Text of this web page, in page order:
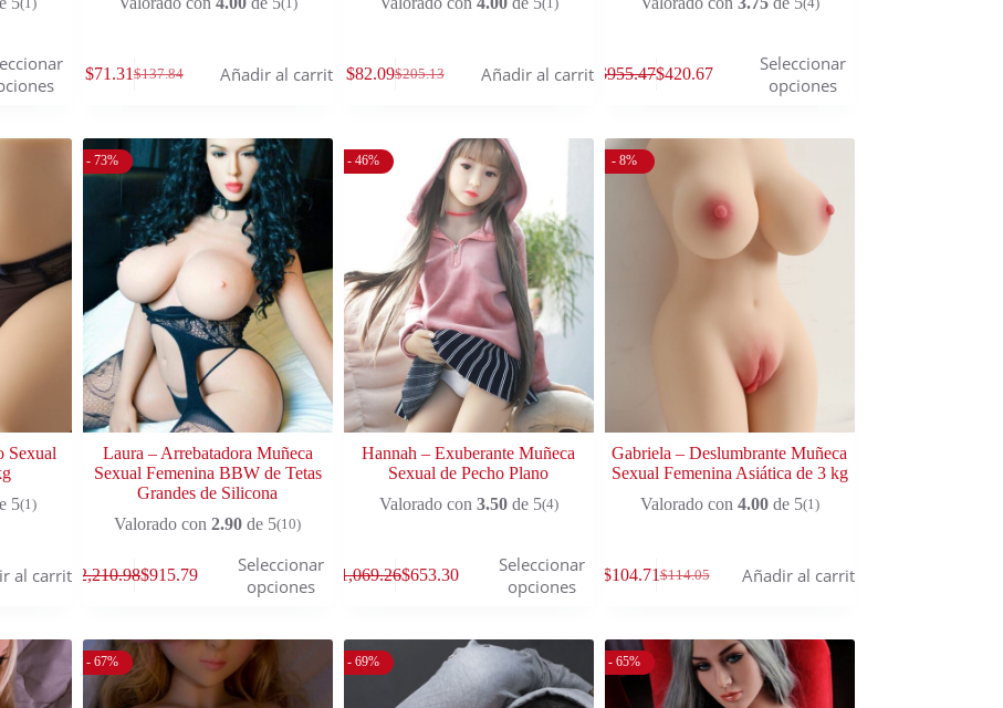
$137.84
$71.31 Añadir al carrito $205.13
$82.09 Añadir al carrito $955.47$420.67
Seleccionar
opciones
Sexual
5(1)
al carrito
- 73%
Laura – Arrebatadora Muñeca
Sexual Femenina BBW de Tetas
Grandes de Silicona
Valorado con2.90 de 5(10)
$ 2,210.98$915.79
Seleccionar
opciones
- 46%
Hannah – Exuberante Muñeca
Sexual de Pecho Plano
Valorado con 3.50de 5(4)
1,069.26$653.30
Seleccionar
opciones
- 8%
Gabriela – Deslumbrante Muñeca
Sexual Femenina Asiática de 3 kg
Valorado con 4.00de 5(1)
$114.05
$104.71 Añadir al carrito
- 67% - 69% - 65%